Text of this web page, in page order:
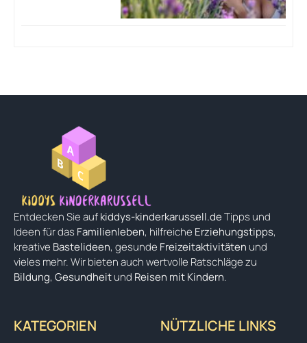
Entdecken Sie aufkiddys-kinderkarussell.deTipps und
Ideen für dasFamilienleben, hilfreiche Erziehungstipps,
kreative Bastelideen, gesunde Freizeitaktivitäten und
vieles mehr. Wir bieten auch wertvolle Ratschläge zu
Bildung, Gesundheitund Reisen mit Kindern.
KATEGORIEN NÜTZLICHE LINKS